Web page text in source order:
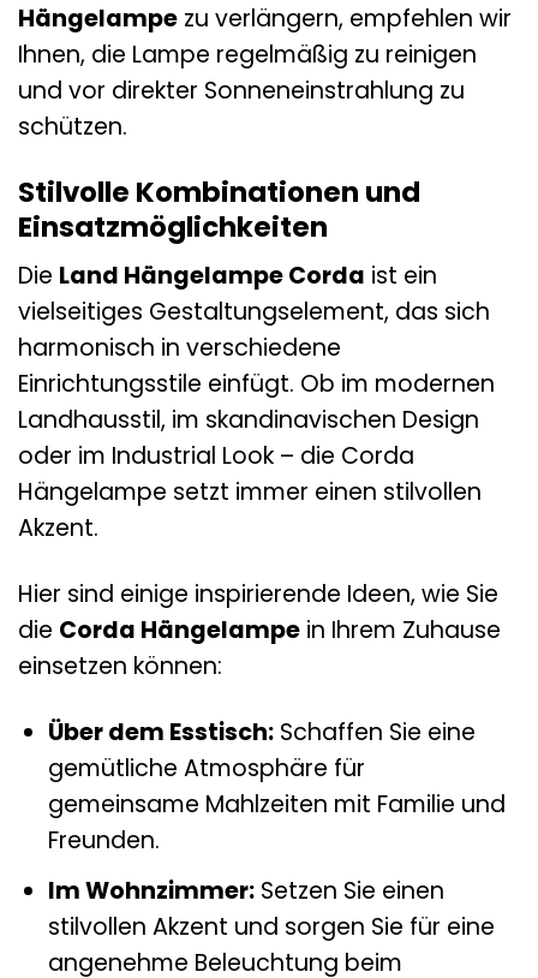
Hängelampe zu verlängern, empfehlen wir
Ihnen, die Lampe regelmäßig zu reinigen
und vor direkter Sonneneinstrahlung zu
schützen.
Stilvolle Kombinationen und
Einsatzmöglichkeiten
Die Land Hängelampe Corda ist ein
vielseitiges Gestaltungselement, das sich
harmonisch in verschiedene
Einrichtungsstile einfügt. Ob im modernen
Landhausstil, im skandinavischen Design
oder im Industrial Look – die Corda
Hängelampe setzt immer einen stilvollen
Akzent.
Hier sind einige inspirierende Ideen, wie Sie
die Corda Hängelampe in Ihrem Zuhause
einsetzen können:
Über dem Esstisch:Schaffen Sie eine
gemütliche Atmosphäre für
gemeinsame Mahlzeiten mit Familie und
Freunden.
Im Wohnzimmer:Setzen Sie einen
stilvollen Akzent und sorgen Sie für eine
angenehme Beleuchtung beim